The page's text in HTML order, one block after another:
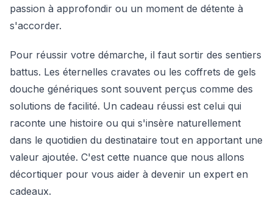
passion à approfondir ou un moment de détente à
s'accorder.
Pour réussir votre démarche, il faut sortir des sentiers
battus. Les éternelles cravates ou les coffrets de gels
douche génériques sont souvent perçus comme des
solutions de facilité. Un cadeau réussi est celui qui
raconte une histoire ou qui s'insère naturellement
dans le quotidien du destinataire tout en apportant une
valeur ajoutée. C'est cette nuance que nous allons
décortiquer pour vous aider à devenir un expert en
cadeaux.